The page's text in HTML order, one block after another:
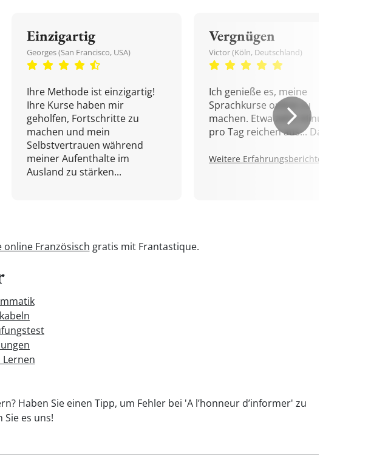
Einzigartig
Georges (San Francisco, USA)
Ihre Methode ist einzigartig!
Ihre Kurse haben mir
geholfen, Fortschritte zu
machen und mein
Selbstvertrauen während
meiner Aufenthalte im
Ausland zu stärken...
Vergnügen
Victor (Köln, Deutschland)
Ich genieße es, meine
Sprachkurse online zu
machen. Etwa zehn Minuten
pro Tag reichen aus... Danke!
Weitere Erfahrungsberichte.
online Französisch gratis mit Frantastique.
Lernen
Haben Sie einen Tipp, um Fehler bei 'A l’honneur d’informer' zu
es uns!